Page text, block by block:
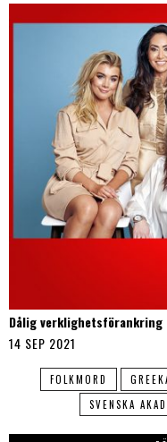
Dålig verklighetsförankring
14 SEP 2021
FOLKMORD
SVENSKA